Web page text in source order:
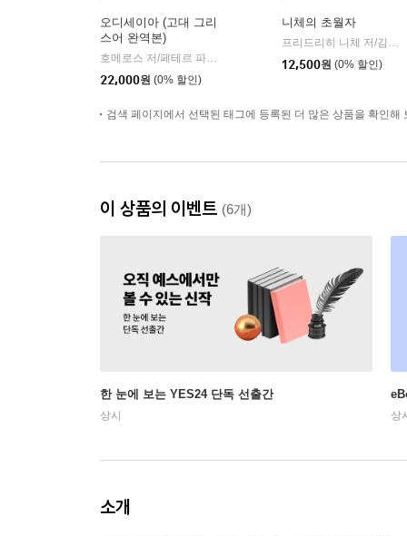
오디세이아 (고대 그리
스어 완역본)
| 현대지성
22,000원 (0% 할인)
니체의 초월자
12,500원 (0% 할인)
검색 페이지에서 선택된 태그에 등록된 더 많은 상품을 확인해
이 상품의 이벤트 (6개)
한 눈에 보는 YES24 단독 선출간
상시 상
소개